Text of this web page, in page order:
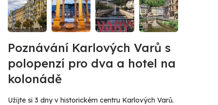
Poznávání Karlových Varů s
polopenzí pro dva a hotel na
kolonádě
Užijte si 3 dny v historickém centru Karlových Varů.